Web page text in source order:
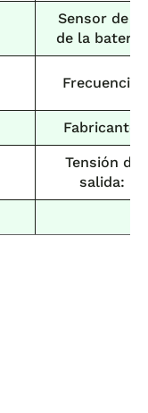
Sensor de Tª
de la batería:
Frecuencia
Fabricante
Tensión de
salida: